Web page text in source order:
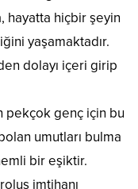
hayatta hiçbir şeyin
yaşamaktadır.
dolayı içeri girip
pekçok genç için bu
umutları bulma
bir eşiktir.
imtihanı